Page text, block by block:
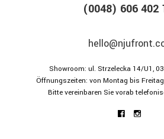
(0048) 606 402
Showroom: ul. Strzelecka 14/U1,
Öffnungszeiten: von Montag bis
Bitte vereinbaren Sie vorab